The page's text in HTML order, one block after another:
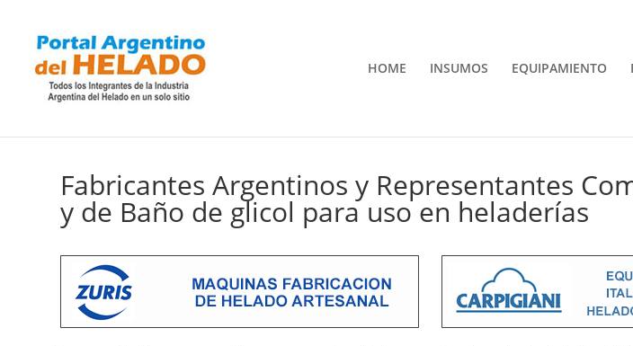
HOME INSUMOS EQUIPAMIENTO
Fabricantes Argentinos y Representantes
y de Baño de glicol para uso en heladerías